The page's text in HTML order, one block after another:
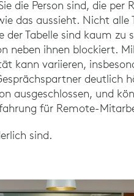
die Person sind, die per
das aussieht. Nicht
der Tabelle sind kaum zu
neben ihnen blockiert.
kann variieren,
deutlich
ausgeschlossen, und
für Remote-
sind.